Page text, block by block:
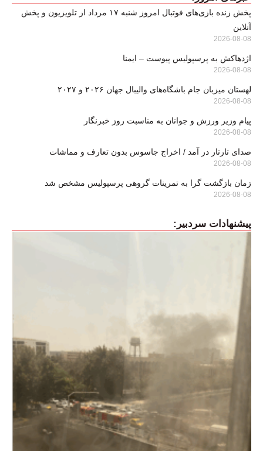
پخش زنده بازی‌های فوتبال امروز شنبه ۱۷ مرداد از تلویزیون و پخش
آنلاین
2026-08-08
اژدهاکش به پرسپولیس پیوست – ایمنا
2026-08-08
لهستان میزبان جام باشگاه‌های والیبال جهان ۲۰۲۶ و ۲۰۲۷
2026-08-08
پیام وزیر ورزش و جوانان به مناسبت روز خبرنگار
2026-08-08
صدای تارتار در آمد / اخراج جاسوس بدون تعارف و مماشات
2026-08-08
زمان بازگشت گرا به تمرینات گروهی پرسپولیس مشخص شد
2026-08-08
پیشنهادات سردبیر: